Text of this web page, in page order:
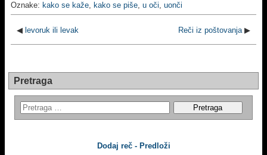
Oznake: kako se kaže, kako se piše, u oči, uonči
◀ levoruk ili levak Reči iz poštovanja▶
Pretraga
Dodaj reč - Predloži